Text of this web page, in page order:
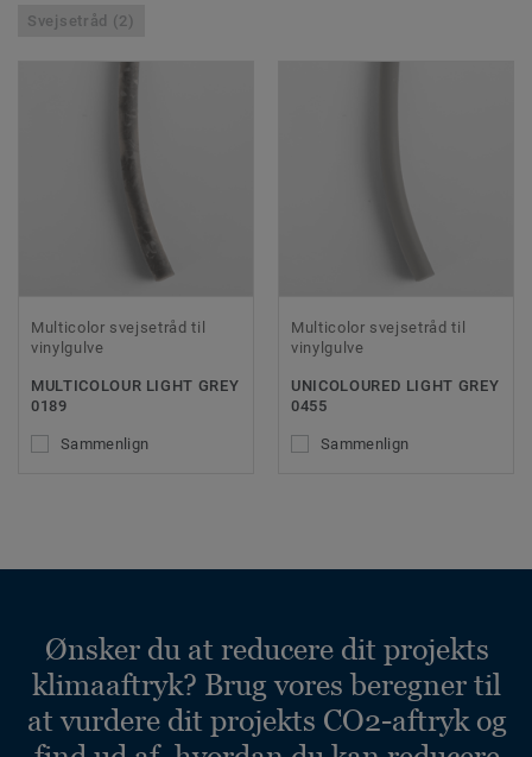
Svejsetråd (2)
Multicolor svejsetråd til
vinylgulve
MULTICOLOUR LIGHT GREY
0189
Sammenlign
Multicolor svejsetråd til
vinylgulve
UNICOLOURED LIGHT GREY
0455
Sammenlign
Ønsker du at reducere dit projekts
klimaaftryk? Brug vores beregner til
at vurdere dit projekts CO2-aftryk og